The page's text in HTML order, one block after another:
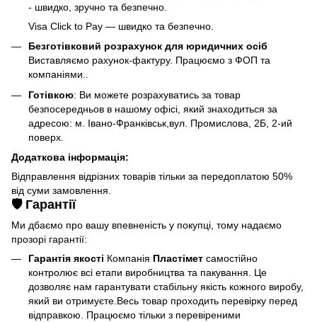
- швидко, зручно та безпечно.
Visa Click to Pay — швидко та безпечно.
Безготівковий розрахунок для юридичних осіб
Виставляємо рахунок-фактуру. Працюємо з ФОП та
компаніями..
Готівкою: Ви можете розрахуватись за товар
безпосередньов в нашому офісі, який знаходиться за
адресою: м. Івано-Франківськ,вул. Промислова, 2Б, 2-ий
поверх.
Додаткова інформація:
Відправлення відрізних товарів тільки за передоплатою 50%
від суми замовлення.
🛡️ Гарантії
Ми дбаємо про вашу впевненість у покупці, тому надаємо
прозорі гарантії:
Гарантія якості Компанія Пластімет самостійно
контролює всі етапи виробництва та пакування. Це
дозволяє нам гарантувати стабільну якість кожного виробу,
який ви отримуєте.Весь товар проходить перевірку перед
відправкою. Працюємо тільки з перевіреними